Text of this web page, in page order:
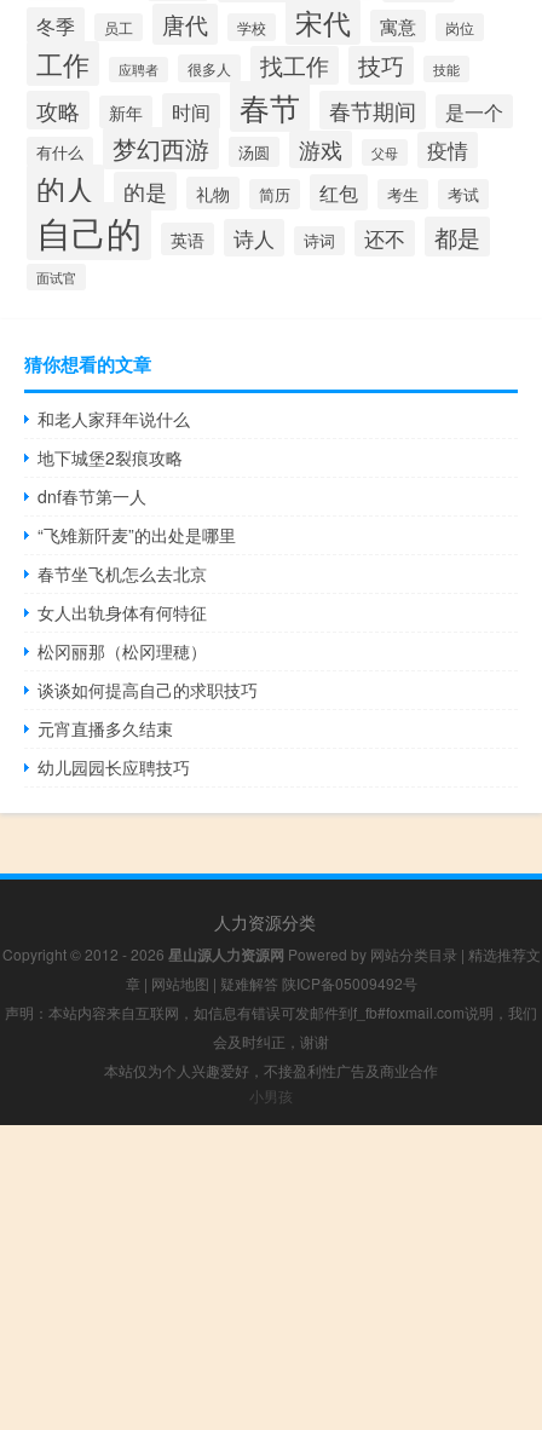
冬季 员工 唐代 学校 宋代 寓意 岗位
工作 应聘者 很多人 找工作 技巧 技能
攻略 新年 时间 春节 春节期间 是一个
有什么 梦幻西游 汤圆 游戏 父母 疫情
的人 的是 礼物 简历 红包 考生 考试
自己的 英语 诗人 诗词 还不 都是
面试官
猜你想看的文章
和老人家拜年说什么
地下城堡2裂痕攻略
dnf春节第一人
“飞雉新阡麦”的出处是哪里
春节坐飞机怎么去北京
女人出轨身体有何特征
松冈丽那（松冈理穂）
谈谈如何提高自己的求职技巧
元宵直播多久结束
幼儿园园长应聘技巧
人力资源分类
Copyright © 2012 - 2026 星山源人力资源网 Powered by 网站分类目录 | 精选推荐文
章 | 网站地图 | 疑难解答 陕ICP备05009492号
声明：本站内容来自互联网，如信息有错误可发邮件到f_fb#foxmail.com说明，我们
会及时纠正，谢谢
本站仅为个人兴趣爱好，不接盈利性广告及商业合作
小男孩